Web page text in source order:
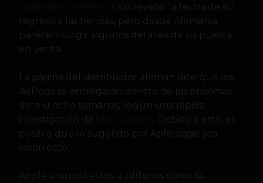
sin revelar la fecha de su
regreso a las tiendas, pero desde Alemania
parecen surgir algunos detalles de su puesta
en venta.
La página del distribuidor alemán dice que los
AirPods se entregarán dentro de las próximas
siete u ocho semanas, según una rápida
investigación de
. Debido a esto, es
posible que lo sugerido por Apfelpage sea
incorrecto.
Apple anunció estos audífonos como la